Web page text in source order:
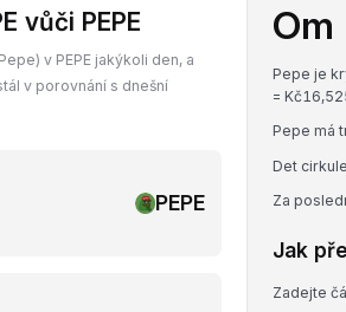
vůči PEPE
v PEPE jakýkoli den, a
v porovnání s dnešní
PEPE
Om
Pepe je
=
Pepe má
Det
Za
Jak
Zadejte